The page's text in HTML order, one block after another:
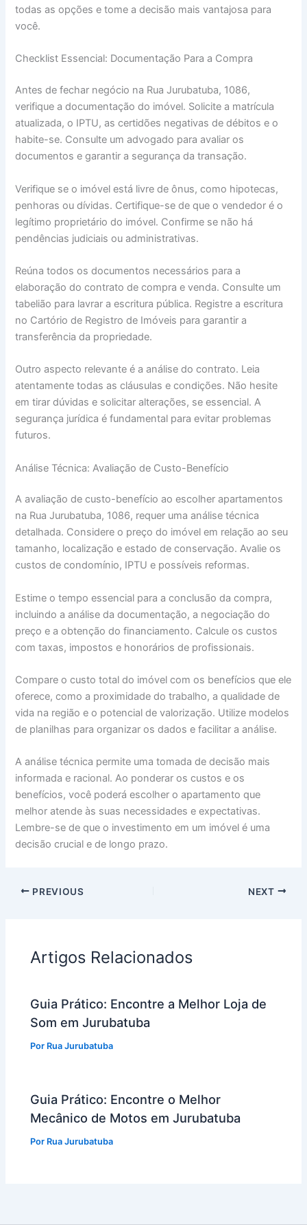
todas as opções e tome a decisão mais vantajosa para
você.
Checklist Essencial: Documentação Para a Compra
Antes de fechar negócio na Rua Jurubatuba, 1086,
verifique a documentação do imóvel. Solicite a matrícula
atualizada, o IPTU, as certidões negativas de débitos e o
habite-se. Consulte um advogado para avaliar os
documentos e garantir a segurança da transação.
Verifique se o imóvel está livre de ônus, como hipotecas,
penhoras ou dívidas. Certifique-se de que o vendedor é o
legítimo proprietário do imóvel. Confirme se não há
pendências judiciais ou administrativas.
Reúna todos os documentos necessários para a
elaboração do contrato de compra e venda. Consulte um
tabelião para lavrar a escritura pública. Registre a escritura
no Cartório de Registro de Imóveis para garantir a
transferência da propriedade.
Outro aspecto relevante é a análise do contrato. Leia
atentamente todas as cláusulas e condições. Não hesite
em tirar dúvidas e solicitar alterações, se essencial. A
segurança jurídica é fundamental para evitar problemas
futuros.
Análise Técnica: Avaliação de Custo-Benefício
A avaliação de custo-benefício ao escolher apartamentos
na Rua Jurubatuba, 1086, requer uma análise técnica
detalhada. Considere o preço do imóvel em relação ao seu
tamanho, localização e estado de conservação. Avalie os
custos de condomínio, IPTU e possíveis reformas.
Estime o tempo essencial para a conclusão da compra,
incluindo a análise da documentação, a negociação do
preço e a obtenção do financiamento. Calcule os custos
com taxas, impostos e honorários de profissionais.
Compare o custo total do imóvel com os benefícios que ele
oferece, como a proximidade do trabalho, a qualidade de
vida na região e o potencial de valorização. Utilize modelos
de planilhas para organizar os dados e facilitar a análise.
A análise técnica permite uma tomada de decisão mais
informada e racional. Ao ponderar os custos e os
benefícios, você poderá escolher o apartamento que
melhor atende às suas necessidades e expectativas.
Lembre-se de que o investimento em um imóvel é uma
decisão crucial e de longo prazo.
PREVIOUS NEXT
Artigos Relacionados
Guia Prático: Encontre a Melhor Loja de
Som em Jurubatuba
Por Rua Jurubatuba
Guia Prático: Encontre o Melhor
Mecânico de Motos em Jurubatuba
Por Rua Jurubatuba